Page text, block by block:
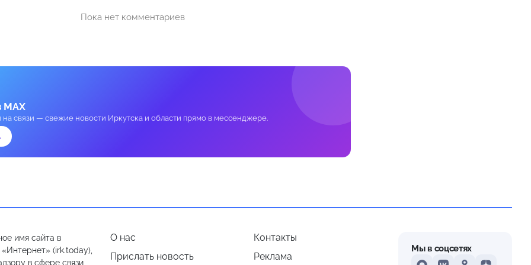
Пока нет комментариев
MAX
на связи — свежие новости Иркутска и области прямо в мессенджере.
имя сайта в
(irk.today),
в сфере связи,
О нас
Контакты
Прислать новость
Реклама
Мы в соцсетях